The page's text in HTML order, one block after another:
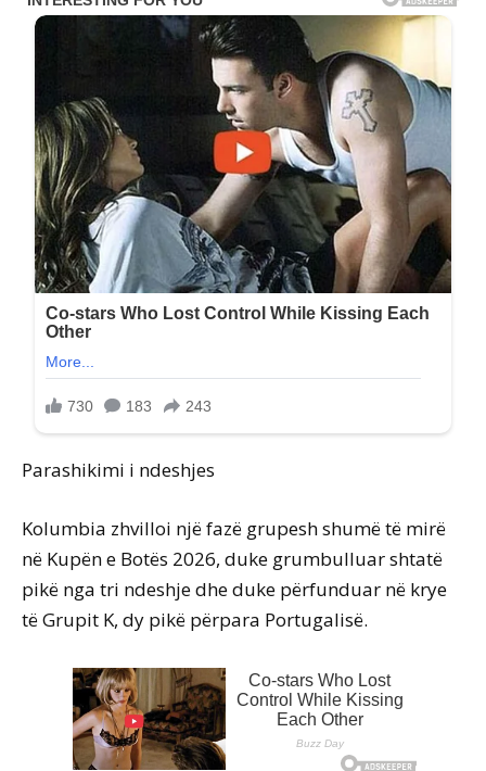
Parashikimi i ndeshjes
Kolumbia zhvilloi një fazë grupesh shumë të mirë
në Kupën e Botës 2026, duke grumbulluar shtatë
pikë nga tri ndeshje dhe duke përfunduar në krye
të Grupit K, dy pikë përpara Portugalisë.